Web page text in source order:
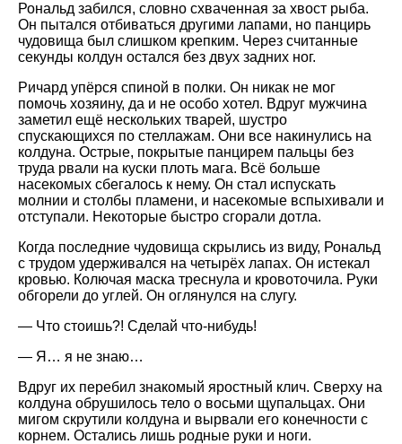
Рональд забился, словно схваченная за хвост рыба.
Он пытался отбиваться другими лапами, но панцирь
чудовища был слишком крепким. Через считанные
секунды колдун остался без двух задних ног.
Ричард упёрся спиной в полки. Он никак не мог
помочь хозяину, да и не особо хотел. Вдруг мужчина
заметил ещё нескольких тварей, шустро
спускающихся по стеллажам. Они все накинулись на
колдуна. Острые, покрытые панцирем пальцы без
труда рвали на куски плоть мага. Всё больше
насекомых сбегалось к нему. Он стал испускать
молнии и столбы пламени, и насекомые вспыхивали и
отступали. Некоторые быстро сгорали дотла.
Когда последние чудовища скрылись из виду, Рональд
с трудом удерживался на четырёх лапах. Он истекал
кровью. Колючая маска треснула и кровоточила. Руки
обгорели до углей. Он оглянулся на слугу.
— Что стоишь?! Сделай что-нибудь!
— Я… я не знаю…
Вдруг их перебил знакомый яростный клич. Сверху на
колдуна обрушилось тело о восьми щупальцах. Они
мигом скрутили колдуна и вырвали его конечности с
корнем. Остались лишь родные руки и ноги.